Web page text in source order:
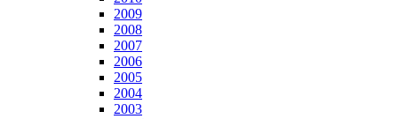
2009
2008
2007
2006
2005
2004
2003